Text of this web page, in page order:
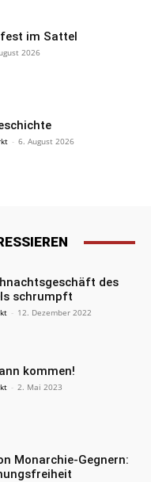
im Sattel
2026
- 6. August 2026
des
schrumpft
- 12. Dezember 2022
kommen!
- 2. Mai 2023
Monarchie-Gegnern: